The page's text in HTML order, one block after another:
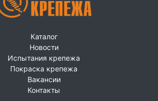
Каталог
Новости
Испытания крепежа
Покраска крепежа
Вакансии
Контакты